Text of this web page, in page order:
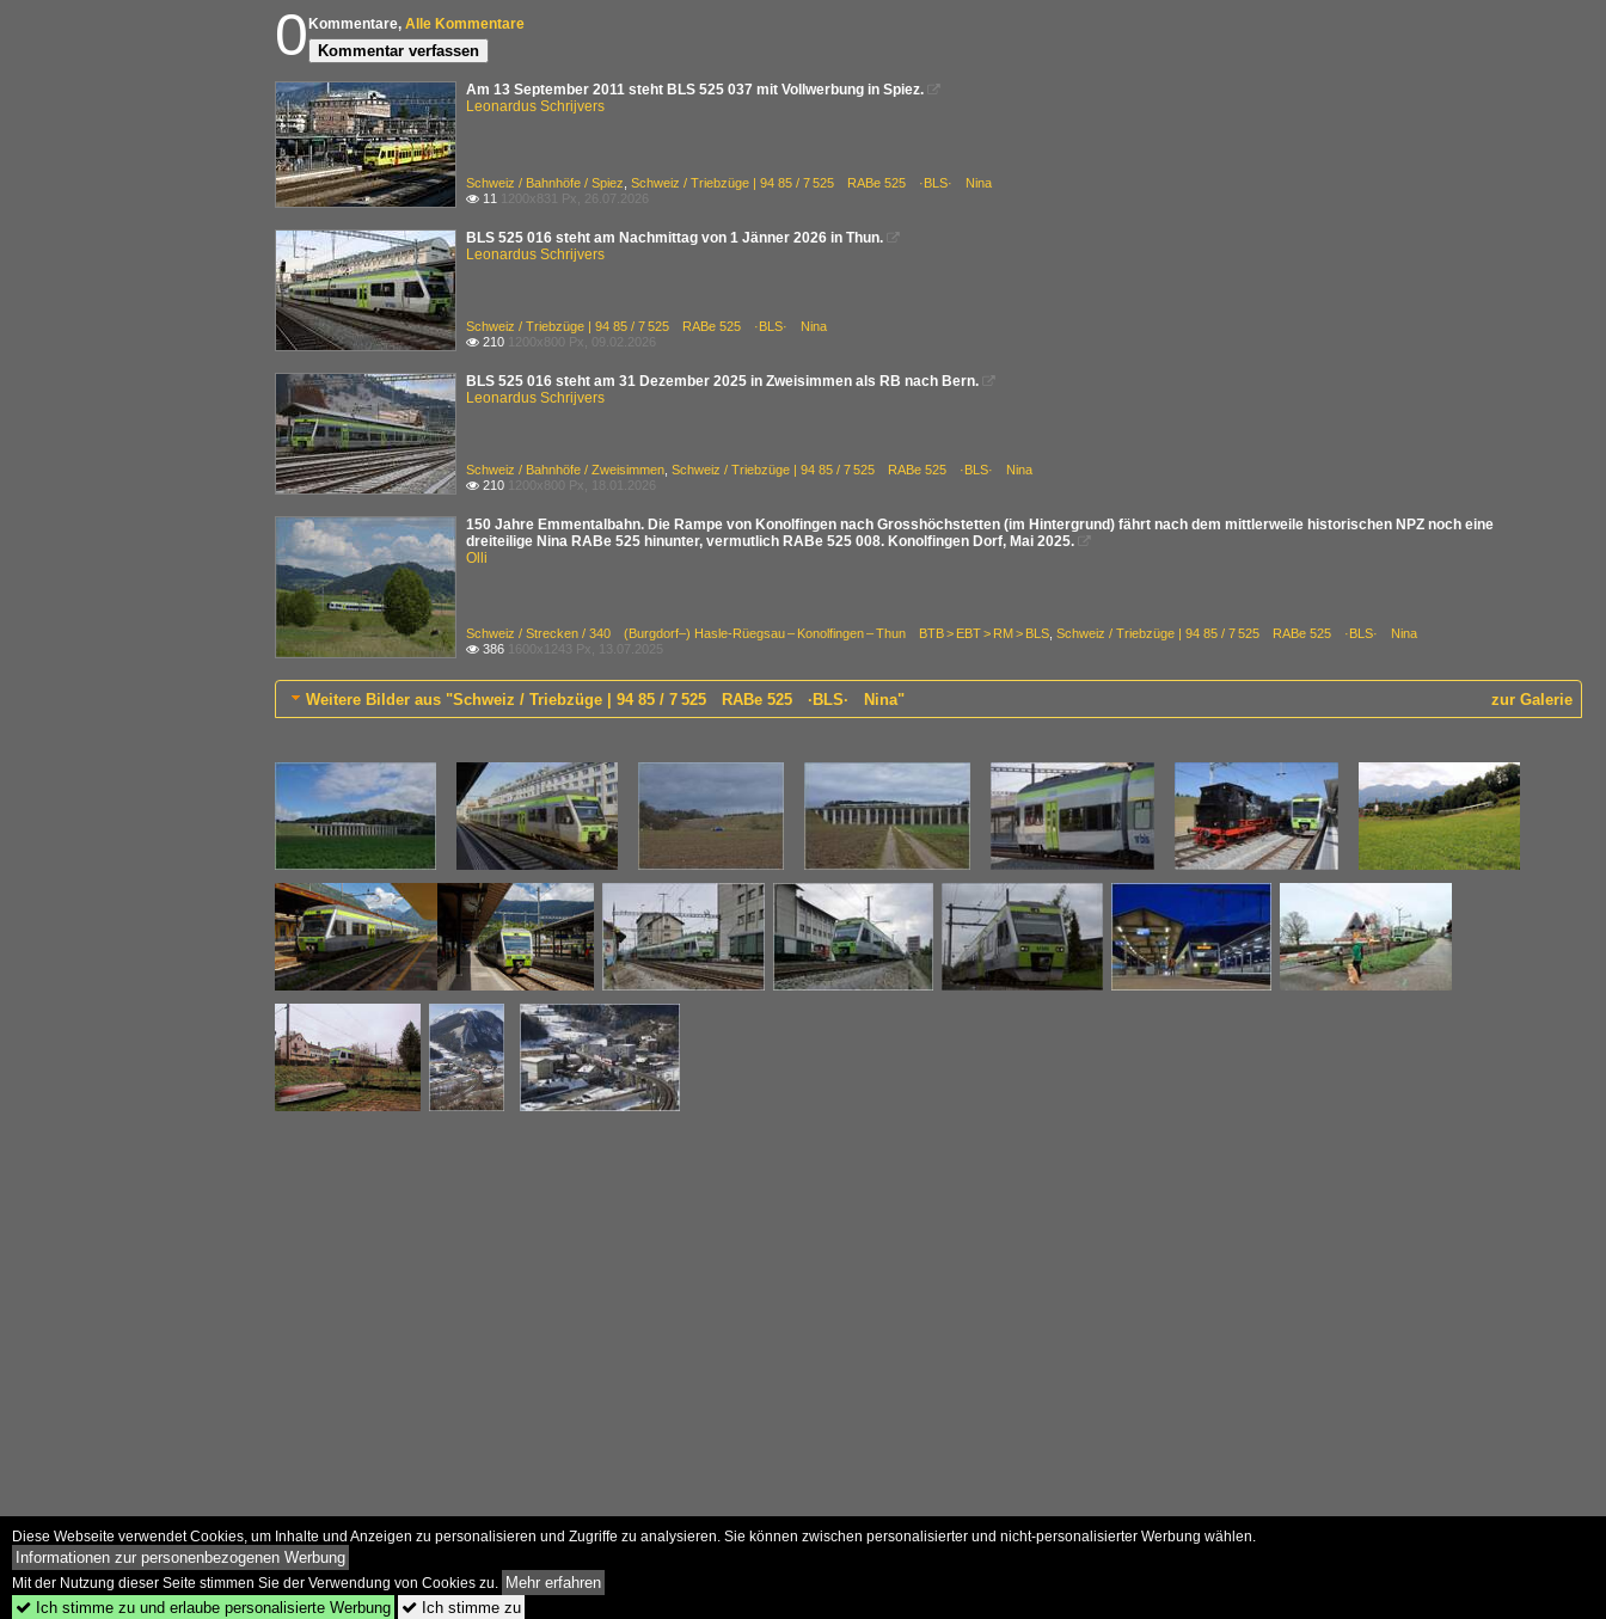
0 Kommentare, Alle Kommentare
Kommentar verfassen
Am 13 September 2011 steht BLS 525 037 mit Vollwerbung in Spiez. 
Leonardus Schrijvers
Schweiz / Bahnhöfe / Spiez Schweiz / Triebzüge | 94 85 / 7 525 RABe 525 ·BLS· Nina
 11 1200x831 Px, 26.07.2026
BLS 525 016 steht am Nachmittag von 1 Jänner 2026 in Thun. 
Leonardus Schrijvers
Schweiz / Triebzüge | 94 85 / 7 525 RABe 525 ·BLS· Nina
 210 1200x800 Px, 09.02.2026
BLS 525 016 steht am 31 Dezember 2025 in Zweisimmen als RB nach Bern. 
Leonardus Schrijvers
Schweiz / Bahnhöfe / Zweisimmen Schweiz / Triebzüge | 94 85 / 7 525 RABe 525 ·BLS· Nina
 210 1200x800 Px, 18.01.2026
150 Jahre Emmentalbahn. Die Rampe von Konolfingen nach Grosshöchstetten (im Hintergrund) fährt nach dem mittlerweile historischen NPZ noch eine
dreiteilige Nina RABe 525 hinunter, vermutlich RABe 525 008. Konolfingen Dorf, Mai 2025.

Olli
Schweiz / Strecken / 340 (Burgdorf–) Hasle-Rüegsau – Konolfingen – Thun BTB > EBT > RM > BLS Schweiz / Triebzüge | 94 85 / 7 525 RABe 525 ·BLS· Nina
 386 1600x1243 Px, 13.07.2025
zur Galerie
Weitere Bilder aus "Schweiz / Triebzüge | 94 85 / 7 525 RABe 525 ·BLS· Nina"
Diese Webseite verwendet Cookies, um Inhalte und Anzeigen zu personalisieren und Zugriffe zu analysieren. Sie können zwischen personalisierter und nicht-personalisierter Werbung wählen.
Informationen zur personenbezogenen Werbung
Mit der Nutzung dieser Seite stimmen Sie der Verwendung von Cookies zu. Mehr erfahren
 Ich stimme zu und erlaube personalisierte Werbung  Ich stimme zu